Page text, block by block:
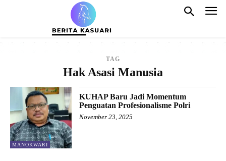
TAG
Hak Asasi Manusia
MANOKWARI
KUHAP Baru Jadi Momentum
Penguatan Profesionalisme Polri
November 23, 2025